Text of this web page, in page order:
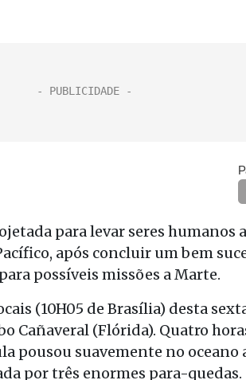
para levar seres humanos
após concluir um bem
possíveis missões a Marte.
(10H05 de Brasília) desta
Cañaveral (Flórida). Quatro
pousou suavemente no oceano
por três enormes para-quedas.